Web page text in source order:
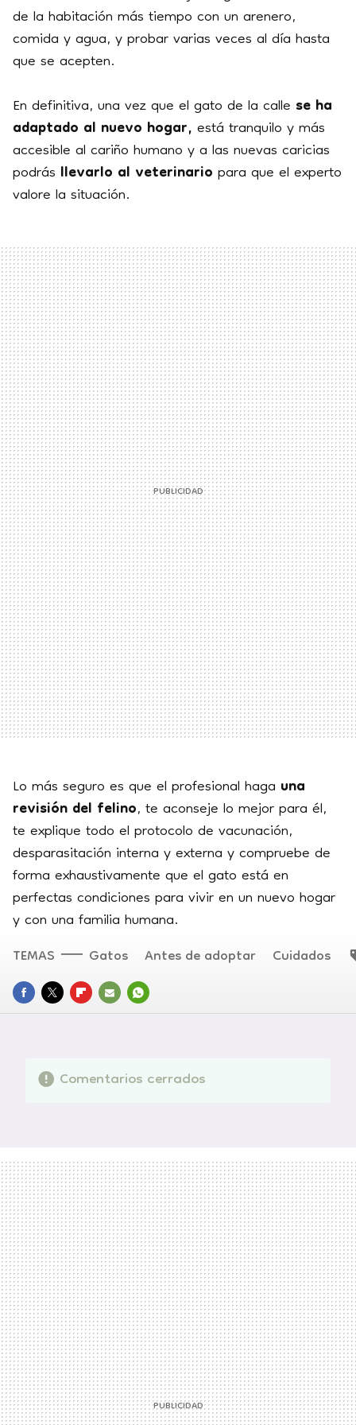
de la habitación más tiempo con un arenero,
comida y agua, y probar varias veces al día hasta
que se acepten.
En definitiva, una vez que el gato de la callese ha
adaptado al nuevo hogar,está tranquilo y más
accesible al cariño humano y a las nuevas caricias
podrásllevarlo al veterinariopara que el experto
valore la situación.
Lo más seguro es que el profesional hagauna
revisión del felino, te aconseje lo mejor para él,
te explique todo el protocolo de vacunación,
desparasitación interna y externa y compruebe de
forma exhaustivamente que el gato está en
perfectas condiciones para vivir en un nuevo hogar
y con una familia humana.
FACEBOOK
TWITTERFLIPBOARD
E- WHATSAPP
TEMAS Gatos Antes de adoptar Cuidados
Comentarios cerrados